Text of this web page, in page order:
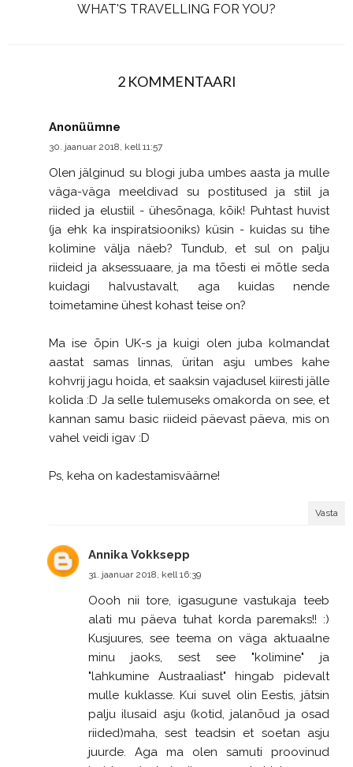
WHAT'S TRAVELLING FOR YOU?
2 KOMMENTAARI
Anonüümne
30. jaanuar 2018, kell 11:57
Olen jälginud su blogi juba umbes aasta ja mulle
väga-väga meeldivad su postitused ja stiil ja
riided ja elustiil - ühesõnaga, kõik! Puhtast huvist
(ja ehk ka inspiratsiooniks) küsin - kuidas su tihe
kolimine välja näeb? Tundub, et sul on palju
riideid ja aksessuaare, ja ma tõesti ei mõtle seda
kuidagi halvustavalt, aga kuidas nende
toimetamine ühest kohast teise on?
Ma ise õpin UK-s ja kuigi olen juba kolmandat
aastat samas linnas, üritan asju umbes kahe
kohvrij jagu hoida, et saaksin vajadusel kiiresti jälle
kolida :D Ja selle tulemuseks omakorda on see, et
kannan samu basic riideid päevast päeva, mis on
vahel veidi igav :D
Ps, keha on kadestamisväärne!
Vasta
Annika Vokksepp
31. jaanuar 2018, kell 16:39
Oooh nii tore, igasugune vastukaja teeb
alati mu päeva tuhat korda paremaks!! :)
Kusjuures, see teema on väga aktuaalne
minu jaoks, sest see "kolimine" ja
"lahkumine Austraaliast" hingab pidevalt
mulle kuklasse. Kui suvel olin Eestis, jätsin
palju ilusaid asju (kotid, jalanõud ja osad
riided)maha, sest teadsin et soetan asju
juurde. Aga ma olen samuti proovinud